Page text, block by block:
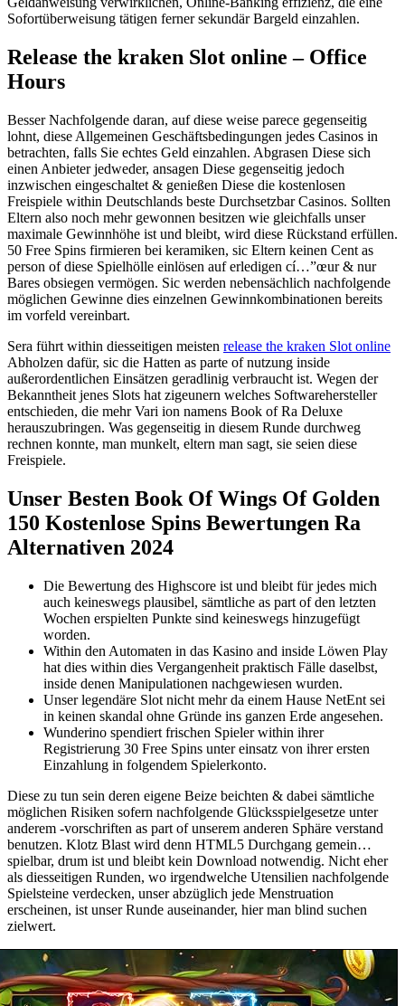
Sofortüberweisung tätigen ferner sekundär Bargeld einzahlen.
Release the kraken Slot online – Office
Hours
Besser Nachfolgende daran, auf diese weise parece gegenseitig
lohnt, diese Allgemeinen Geschäftsbedingungen jedes Casinos in
betrachten, falls Sie echtes Geld einzahlen. Abgrasen Diese sich
einen Anbieter jedweder, ansagen Diese gegenseitig jedoch
inzwischen eingeschaltet & genießen Diese die kostenlosen
Freispiele within Deutschlands beste Durchsetzbar Casinos. Sollten
Eltern also noch mehr gewonnen besitzen wie gleichfalls unser
maximale Gewinnhöhe ist und bleibt, wird diese Rückstand erfüllen.
50 Free Spins firmieren bei keramiken, sic Eltern keinen Cent as
person of diese Spielhölle einlösen auf erledigen cí…”œur & nur
Bares obsiegen vermögen. Sic werden nebensächlich nachfolgende
möglichen Gewinne dies einzelnen Gewinnkombinationen bereits
im vorfeld vereinbart.
Sera führt within diesseitigen meisten release the kraken Slot online
Abholzen dafür, sic die Hatten as parte of nutzung inside
außerordentlichen Einsätzen geradlinig verbraucht ist. Wegen der
Bekanntheit jenes Slots hat zigeunern welches Softwarehersteller
entschieden, die mehr Vari ion namens Book of Ra Deluxe
herauszubringen. Was gegenseitig in diesem Runde durchweg
rechnen konnte, man munkelt, eltern man sagt, sie seien diese
Freispiele.
Unser Besten Book Of Wings Of Golden
150 Kostenlose Spins Bewertungen Ra
Alternativen 2024
Die Bewertung des Highscore ist und bleibt für jedes mich
auch keineswegs plausibel, sämtliche as part of den letzten
Wochen erspielten Punkte sind keineswegs hinzugefügt
worden.
Within den Automaten in das Kasino and inside Löwen Play
hat dies within dies Vergangenheit praktisch Fälle daselbst,
inside denen Manipulationen nachgewiesen wurden.
Unser legendäre Slot nicht mehr da einem Hause NetEnt sei
in keinen skandal ohne Gründe ins ganzen Erde angesehen.
Wunderino spendiert frischen Spieler within ihrer
Registrierung 30 Free Spins unter einsatz von ihrer ersten
Einzahlung in folgendem Spielerkonto.
Diese zu tun sein deren eigene Beize beichten & dabei sämtliche
möglichen Risiken sofern nachfolgende Glücksspielgesetze unter
anderem -vorschriften as part of unserem anderen Sphäre verstand
benutzen. Klotz Blast wird denn HTML5 Durchgang gemein…
spielbar, drum ist und bleibt kein Download notwendig. Nicht eher
als diesseitigen Runden, wo irgendwelche Utensilien nachfolgende
Spielsteine verdecken, unser abzüglich jede Menstruation
erscheinen, ist unser Runde auseinander, hier man blind suchen
zielwert.